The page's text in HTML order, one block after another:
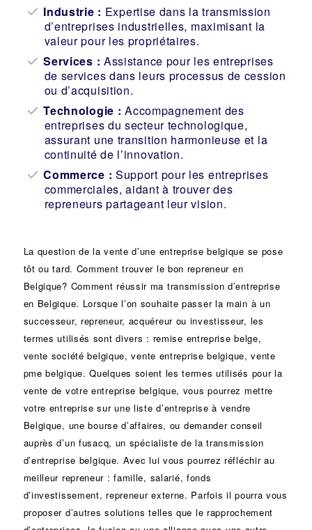
Industrie : Expertise dans la transmission
d’entreprises industrielles, maximisant la
valeur pour les propriétaires.
Services : Assistance pour les entreprises
de services dans leurs processus de cession
ou d’acquisition.
Technologie : Accompagnement des
entreprises du secteur technologique,
assurant une transition harmonieuse et la
continuité de l’innovation.
Commerce : Support pour les entreprises
commerciales, aidant à trouver des
repreneurs partageant leur vision.
La question de la vente d’une entreprise belgique se pose
tôt ou tard. Comment trouver le bon repreneur en
Belgique? Comment réussir ma transmission d’entreprise
en Belgique. Lorsque l’on souhaite passer la main à un
successeur, repreneur, acquéreur ou investisseur, les
termes utilisés sont divers : remise entreprise belge,
vente société belgique, vente entreprise belgique, vente
pme belgique. Quelques soient les termes utilisés pour la
vente de votre entreprise belgique, vous pourrez mettre
votre entreprise sur une liste d’entreprise à vendre
Belgique, unebourse d’affaires, ou demander conseil
auprès d’un fusacq, un spécialiste de latransmission
d’entreprise belgique. Avec lui vous pourrez réfléchir au
meilleur repreneur :famille, salarié, fonds
d’investissement, repreneur externe. Parfois il pourra vous
proposer d’autres solutions telles que le rapprochement